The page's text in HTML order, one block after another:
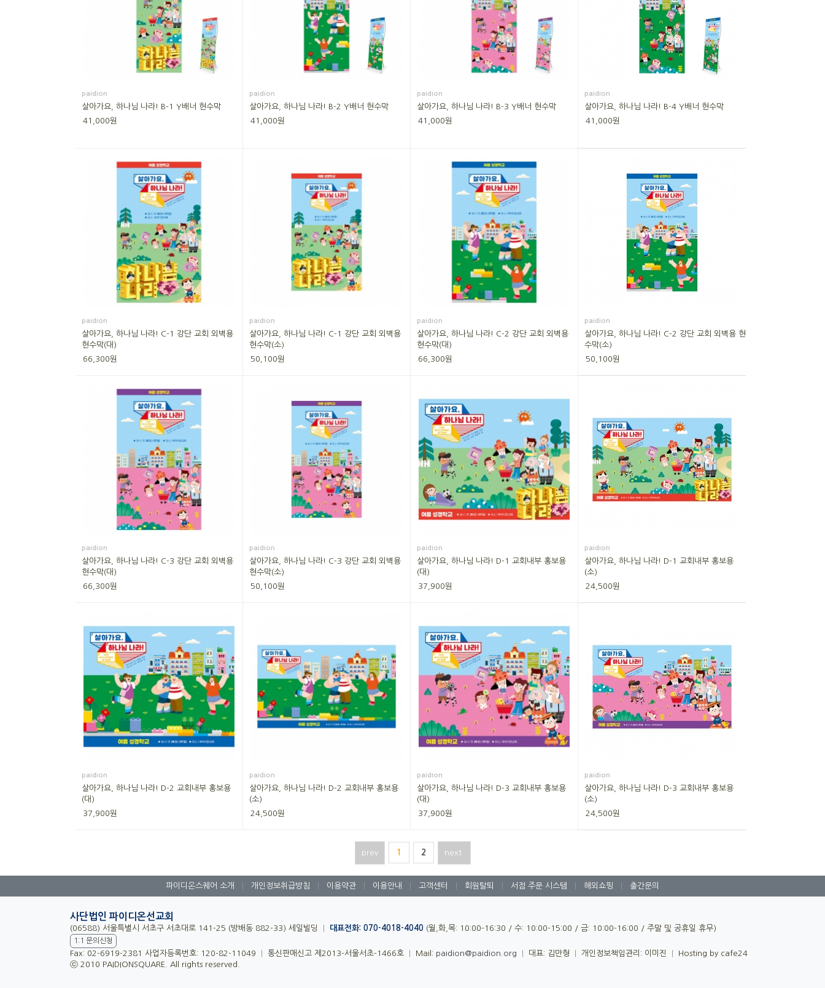
paidion
살아가요, 하나님 나라! B-1 Y배너 현수막
41,000원
paidion
살아가요, 하나님 나라! B-2 Y배너 현수막
41,000원
paidion
살아가요, 하나님 나라! B-3 Y배너 현수막
41,000원
paidion
살아가요, 하나님 나라! B-4 Y배너 현수막
41,000원
paidion
살아가요, 하나님 나라! C-1 강단 교회 외벽용
현수막(대)
66,300원
paidion
살아가요, 하나님 나라! C-1 강단 교회 외벽용
현수막(소)
50,100원
paidion
살아가요, 하나님 나라! C-2 강단 교회 외벽용
현수막(대)
66,300원
paidion
살아가요, 하나님 나라! C-2 강단 교회 외벽용 현
수막(소)
50,100원
paidion
살아가요, 하나님 나라! C-3 강단 교회 외벽용
현수막(대)
66,300원
paidion
살아가요, 하나님 나라! C-3 강단 교회 외벽용
현수막(소)
50,100원
paidion
살아가요, 하나님 나라! D-1 교회내부 홍보용
(대)
37,900원
paidion
살아가요, 하나님 나라! D-1 교회내부 홍보용
(소)
24,500원
paidion
살아가요, 하나님 나라! D-2 교회내부 홍보용
(대)
37,900원
paidion
살아가요, 하나님 나라! D-2 교회내부 홍보용
(소)
24,500원
paidion
살아가요, 하나님 나라! D-3 교회내부 홍보용
(대)
37,900원
paidion
살아가요, 하나님 나라! D-3 교회내부 홍보용
(소)
24,500원
prev 1 2 next
파이디온스퀘어 소개 개인정보취급방침 이용약관 이용안내 고객센터 회원탈퇴 서점 주문 시스템 해외쇼핑 출간문의
사단법인 파이디온선교회
(06588) 서울특별시 서초구 서초대로 141-25 (방배동 882-33) 세일빌딩 대표전화: 070-4018-4040 (월,화,목: 10:00-16:30 / 수: 10:00-15:00 / 금: 10:00-16:00 / 주말 및 공휴일 휴무)
1:1 문의신청
Fax: 02-6919-2381 사업자등록번호: 120-82-11049 통신판매신고 제2013-서울서초-1466호 Mail: paidion@paidion.org 대표: 김만형 개인정보책임관리: 이미진
Hosting by cafe24
ⓒ 2010 PAIDIONSQUARE. All rights reserved.